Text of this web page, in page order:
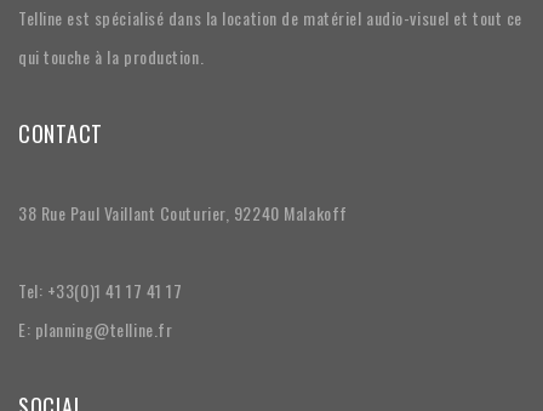
Telline est spécialisé dans la location de matériel audio-visuel et tout ce
qui touche à la production.
CONTACT
38 Rue Paul Vaillant Couturier, 92240 Malakoff
Tel: +33(0)1 41 17 41 17
E: planning@telline.fr